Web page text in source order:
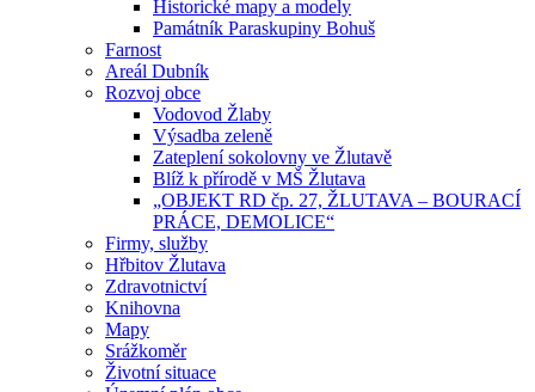
Historické mapy a modely
Památník Paraskupiny Bohuš
Farnost
Areál Dubník
Rozvoj obce
Vodovod Žlaby
Výsadba zeleně
Zateplení sokolovny ve Žlutavě
Blíž k přírodě v MŠ Žlutava
„OBJEKT RD čp. 27, ŽLUTAVA – BOURACÍ
PRÁCE, DEMOLICE“
Firmy, služby
Hřbitov Žlutava
Zdravotnictví
Knihovna
Mapy
Srážkoměr
Životní situace